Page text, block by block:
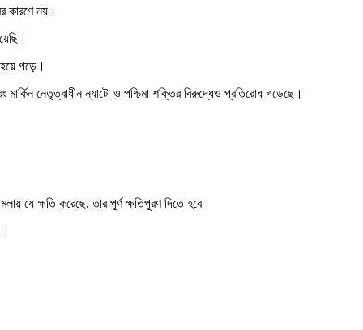
কারণে নয়।
হয়ে পড়ে।
নেতৃত্বাধীন ন্যাটো ও পশ্চিমা শক্তির বিরুদ্ধেও প্রতিরোধ গড়েছে।
যে ক্ষতি করেছে, তার পূর্ণ ক্ষতিপূরণ দিতে হবে।